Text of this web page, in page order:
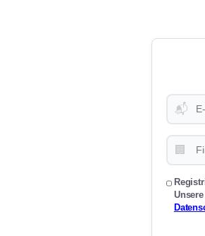
📬
🏢